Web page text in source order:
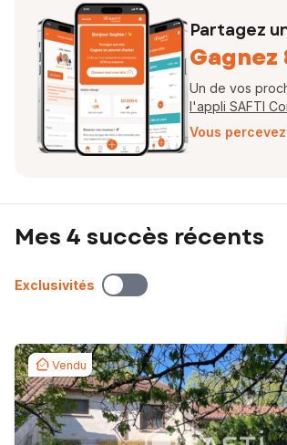
Partagez
Gagnez
Un de vos
l'appli SAFTI
Vous
Mes 4 succès récents
Exclusivités
Vendu